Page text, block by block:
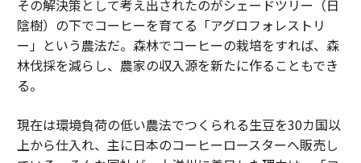
その解決策として考え出されたのがシェードツリー（日
陰樹）の下でコーヒーを育てる「アグロフォレストリ
ー」という農法だ。森林でコーヒーの栽培をすれば、森
林伐採を減らし、農家の収入源を新たに作ることもでき
る。
現在は環境負荷の低い農法でつくられる生豆を30カ国以
上から仕入れ、主に日本のコーヒーロースターへ販売し